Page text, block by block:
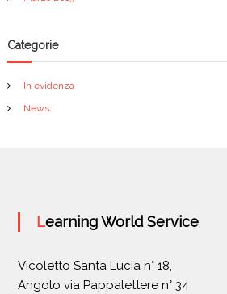
Categorie
In evidenza
News
Learning World Service
Vicoletto Santa Lucia n° 18,
Angolo via Pappalettere n° 34